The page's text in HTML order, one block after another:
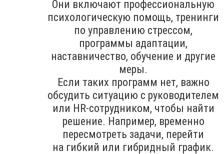
Они включают профессиональную
психологическую помощь, тренинги
по управлению стрессом,
программы адаптации,
наставничество, обучение и другие
меры.
Если таких программ нет, важно
обсудить ситуацию с руководителем
или HR-сотрудником, чтобы найти
решение. Например, временно
пересмотреть задачи, перейти
на гибкий или гибридный график.